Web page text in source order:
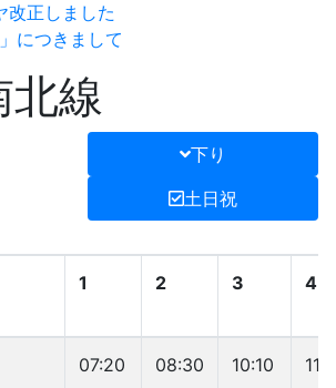
改正しました
につきまして
線
下り
土日祝
1 2 3 4
07:20 08:30 10:10